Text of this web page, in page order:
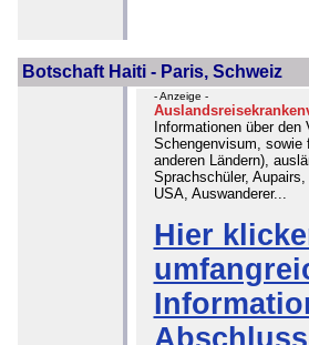
Botschaft Haiti - Paris, Schweiz
- Anzeige -
Informationen über
Schengenvisum, sowie
anderen Ländern),
Sprachschüler,
USA, Auswanderer...
Hier
Abschluss